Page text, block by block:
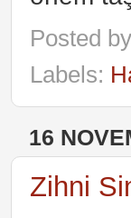
Posted
Labels:
16
Zihni